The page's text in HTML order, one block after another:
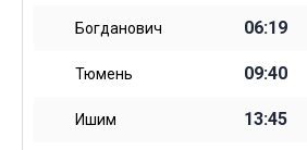
Богданович 06:19
Тюмень 09:40
Ишим 13:45